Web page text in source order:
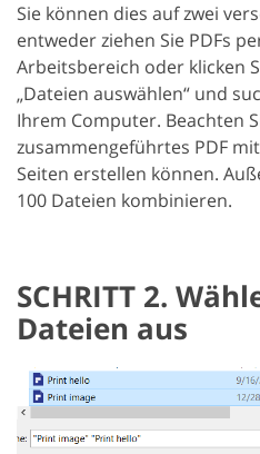
Sie können dies auf zwei
entweder ziehen Sie PDFs
Arbeitsbereich oder klicken
„Dateien auswählen“ und
Ihrem Computer. Beachten
zusammengeführtes PDF
Seiten erstellen können.
100 Dateien kombinieren.
SCHRITT 2.
Dateien aus